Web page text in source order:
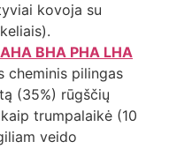
kovoja su
BHA PHA LHA
cheminis pilingas
(35%) rūgščių
trumpalaikė (10
veido